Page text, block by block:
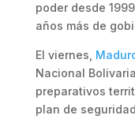
poder desde
años más de
El viernes,
Nacional
preparativos
plan de